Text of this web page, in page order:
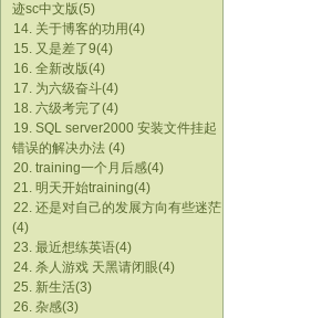
迹sc中文版(5)
14. 关于博客的功用(4)
15. 又是差了9(4)
16. 全新改版(4)
17. 为六级奋斗(4)
18. 六级考完了(4)
19. SQL server2000 安装文件挂起
错误的解决办法 (4)
20. training一个月后感(4)
21. 明天开始training(4)
22. 还是对自己的发展方向有些迷茫
(4)
23. 最近想练英语(4)
24. 杀人游戏 天黑请闭眼(4)
25. 新生活(3)
26. 杂感(3)